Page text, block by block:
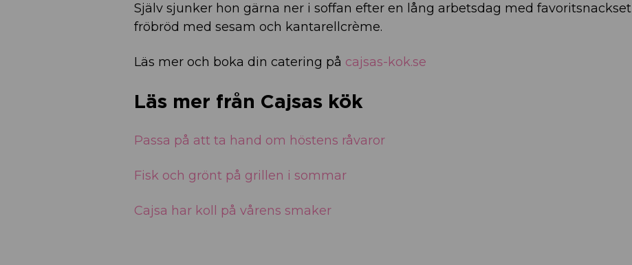
Själv sjunker hon gärna ner i soffan efter en lång arbetsdag med favoritsnackset
fröbröd med sesam och kantarellcrème.
Läs mer och boka din catering på cajsas-kok.se
Läs mer från Cajsas kök
Passa på att ta hand om höstens råvaror
Fisk och grönt på grillen i sommar
Cajsa har koll på vårens smaker